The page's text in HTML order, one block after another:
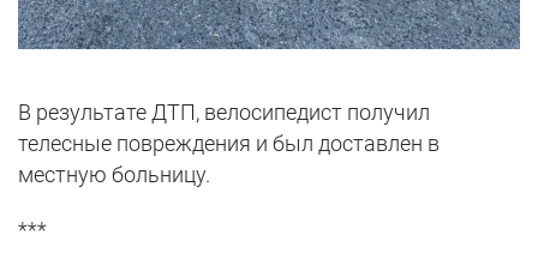
В результате ДТП, велосипедист получил
телесные повреждения и был доставлен в
местную больницу.
***